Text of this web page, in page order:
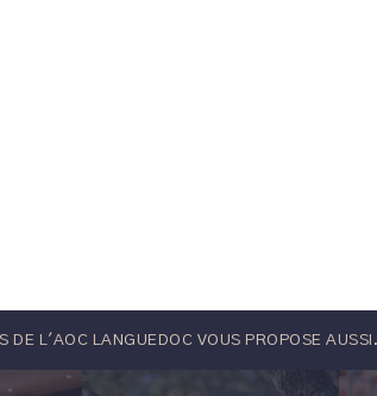
DE L'AOC LANGUEDOC VOUS PROPOSE